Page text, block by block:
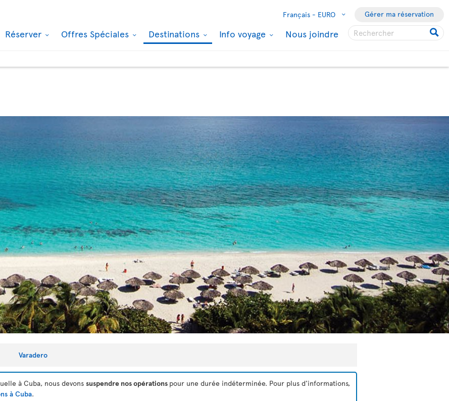
Français - EURO Gérer ma réservation
Réserver Offres Spéciales Destinations Info voyage Nous joindre
Varadero
à Cuba, nous devons suspendre nos opérations pour une durée indéterminée. Pour plus d'informations,
à Cuba.